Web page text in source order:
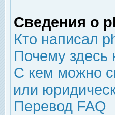
Сведения о
Кто написал
Почему здесь
С кем можно
или
Перевод FAQ